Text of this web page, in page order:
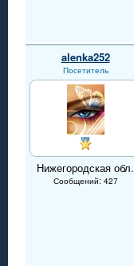
alenka252
Посетитель
Нижегородская обл.
Сообщений: 427